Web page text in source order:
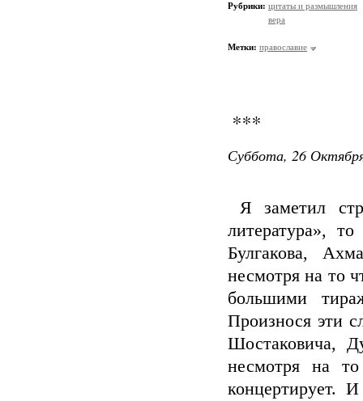
Рубрики: цитаты и размышления
вера
Метки: православие
***
Суббота, 26
Я заметил
литература»,
Булгакова,
несмотря на то
большими
Произнося эти
Шостаковича,
несмотря на
концертирует.